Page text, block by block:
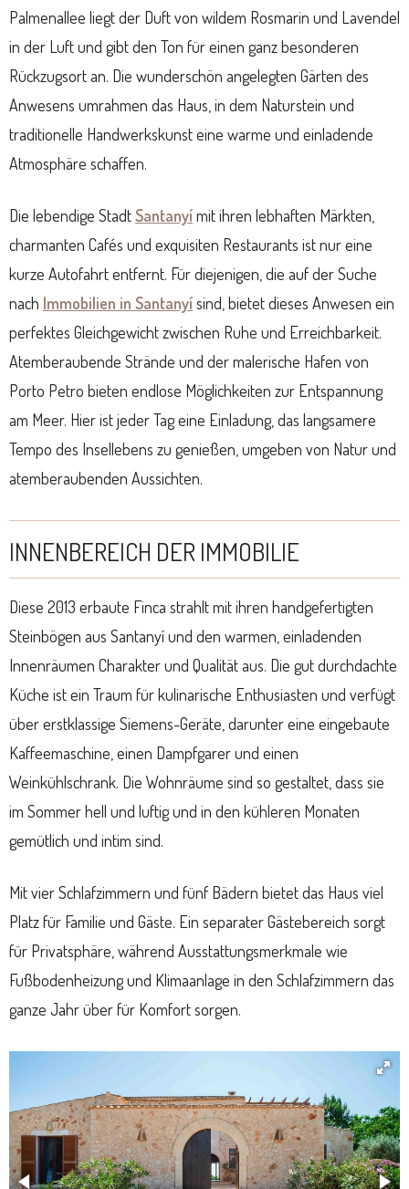
Palmenallee liegt der Duft von wildem Rosmarin und Lavendel
in der Luft und gibt den Ton für einen ganz besonderen
Rückzugsort an. Die wunderschön angelegten Gärten des
Anwesens umrahmen das Haus, in dem Naturstein und
traditionelle Handwerkskunst eine warme und einladende
Atmosphäre schaffen.
Die lebendige StadtSantanyímit ihren lebhaften Märkten,
charmanten Cafés und exquisiten Restaurants ist nur eine
kurze Autofahrt entfernt. Für diejenigen, die auf der Suche
nach Immobilien in Santanyísind, bietet dieses Anwesen ein
perfektes Gleichgewicht zwischen Ruhe und Erreichbarkeit.
Atemberaubende Strände und der malerische Hafen von
Porto Petro bieten endlose Möglichkeiten zur Entspannung
am Meer. Hier ist jeder Tag eine Einladung, das langsamere
Tempo des Insellebens zu genießen, umgeben von Natur und
atemberaubenden Aussichten.
INNENBEREICH DER IMMOBILIE
Diese 2013 erbaute Finca strahlt mit ihren handgefertigten
Steinbögen aus Santanyí und den warmen, einladenden
Innenräumen Charakter und Qualität aus. Die gut durchdachte
Küche ist ein Traum für kulinarische Enthusiasten und verfügt
über erstklassige Siemens-Geräte, darunter eine eingebaute
Kaffeemaschine, einen Dampfgarer und einen
Weinkühlschrank. Die Wohnräume sind so gestaltet, dass sie
im Sommer hell und luftig und in den kühleren Monaten
gemütlich und intim sind.
Mit vier Schlafzimmern und fünf Bädern bietet das Haus viel
Platz für Familie und Gäste. Ein separater Gästebereich sorgt
für Privatsphäre, während Ausstattungsmerkmale wie
Fußbodenheizung und Klimaanlage in den Schlafzimmern das
ganze Jahr über für Komfort sorgen.